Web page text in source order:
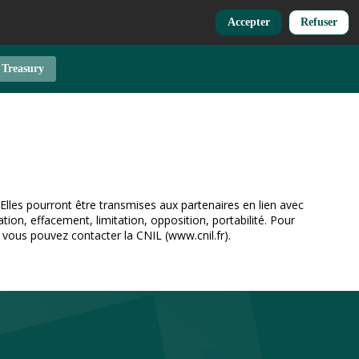
pourront être transmises aux partenaires en lien avec
effacement, limitation, opposition, portabilité. Pour
pouvez contacter la CNIL (www.cnil.fr).
Accepter Refuser